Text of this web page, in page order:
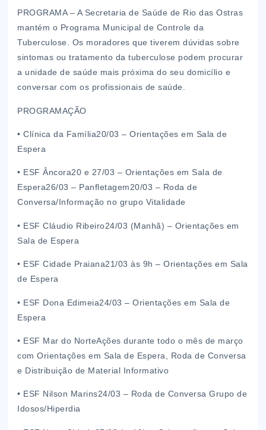
PROGRAMA – A Secretaria de Saúde de Rio das Ostras
mantém o Programa Municipal de Controle da
Tuberculose. Os moradores que tiverem dúvidas sobre
sintomas ou tratamento da tuberculose podem procurar
a unidade de saúde mais próxima do seu domicílio e
conversar com os profissionais de saúde.
PROGRAMAÇÃO
• Clínica da Família20/03 – Orientações em Sala de
Espera
• ESF Âncora20 e 27/03 – Orientações em Sala de
Espera26/03 – Panfletagem20/03 – Roda de
Conversa/Informação no grupo Vitalidade
• ESF Cláudio Ribeiro24/03 (Manhã) – Orientações em
Sala de Espera
• ESF Cidade Praiana21/03 às 9h – Orientações em Sala
de Espera
• ESF Dona Edimeia24/03 – Orientações em Sala de
Espera
• ESF Mar do NorteAções durante todo o mês de março
com Orientações em Sala de Espera, Roda de Conversa
e Distribuição de Material Informativo
• ESF Nilson Marins24/03 – Roda de Conversa Grupo de
Idosos/Hiperdia